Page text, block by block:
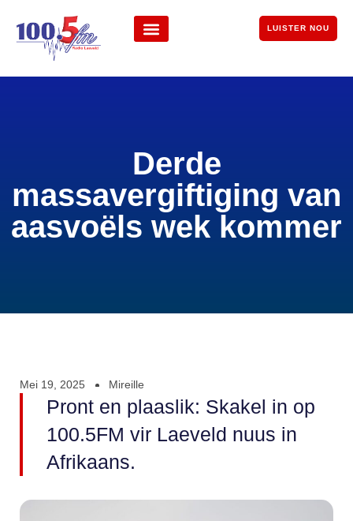
LUISTER NOU
Derde
massavergiftiging van
aasvoëls wek kommer
Mei 19, 2025 Mireille
Pront en plaaslik: Skakel in op
100.5FM vir Laeveld nuus in
Afrikaans.